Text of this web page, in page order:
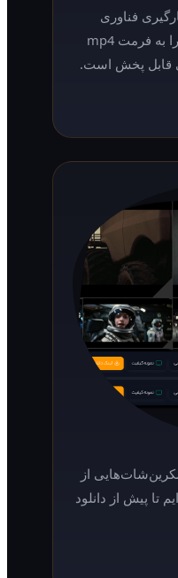
جدید توانست محتوای خود را به فرمت mp4
است.
از